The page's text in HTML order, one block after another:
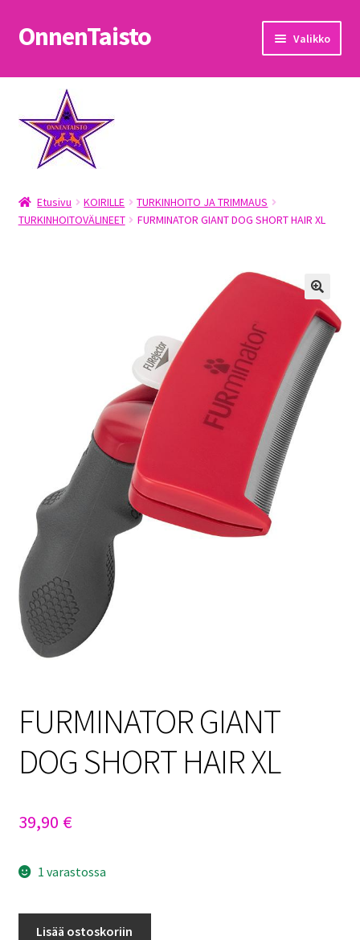
Siirry
navigointiin
Siirry
sisältöön
OnnenTaisto Valikko
Etusivu
Kassa
Oma tili
OnnenTaisto
Tietosuojaseloste
Toimitusehdot
Uutisia
Etusivu KOIRILLE
TURKINHOITO JA TRIMMAUS
TURKINHOITOVÄLINEET
FURMINATOR GIANT DOG SHORT HAIR XL
FURMINATOR GIANT
DOG SHORT HAIR XL
39,90 €
1 varastossa
Lisää ostoskoriin